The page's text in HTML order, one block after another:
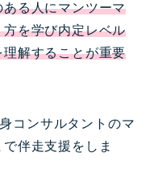
る人にマンツーマ
を学び内定レベル
解することが重要
コンサルタントのマ
伴走支援をしま